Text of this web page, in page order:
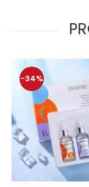
-34%